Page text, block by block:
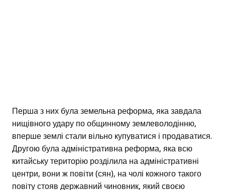
Перша з них була земельна реформа, яка завдала
нищівного удару по общинному землеволодінню,
вперше землі стали вільно купуватися і продаватися.
Другою була адміністративна реформа, яка всю
китайську територію розділила на адміністративні
центри, вони ж повіти (сян), на чолі кожного такого
повіту стояв державний чиновник, який своєю